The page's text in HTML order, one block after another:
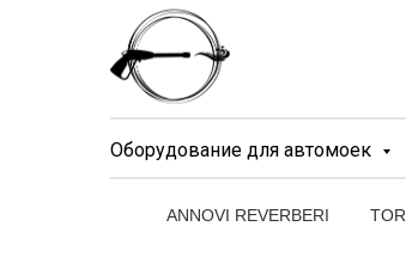
ANNOVI REVERBERI TOR
Оборудование для автомоек